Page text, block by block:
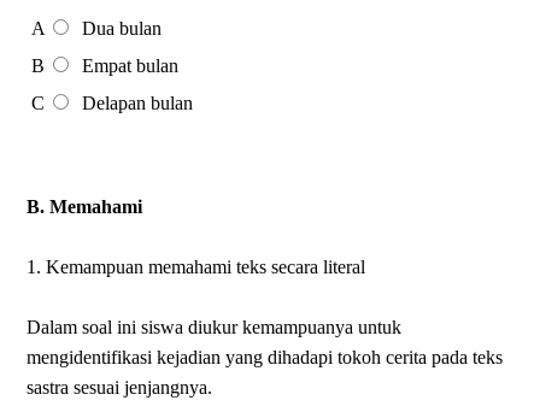
A
Dua bulan
B
Empat bulan
C
Delapan bulan
B. Memahami
1. Kemampuan memahami teks secara literal
Dalam soal ini siswa diukur kemampuanya untuk
mengidentifikasi kejadian yang dihadapi tokoh cerita pada teks
sastra sesuai jenjangnya.